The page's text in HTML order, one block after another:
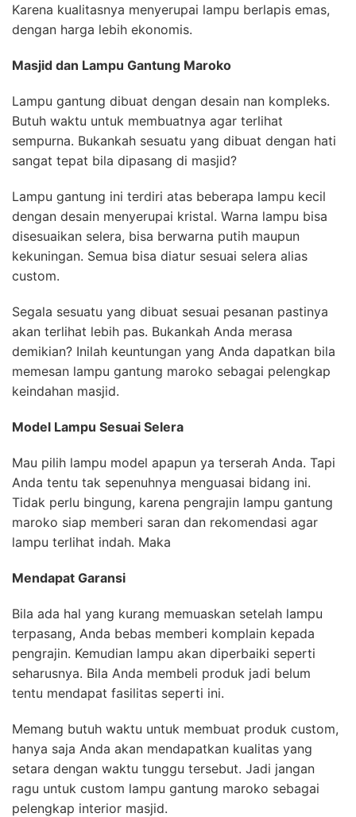
Karena kualitasnya menyerupai lampu berlapis emas,
dengan harga lebih ekonomis.
Masjid dan Lampu Gantung Maroko
Lampu gantung dibuat dengan desain nan kompleks.
Butuh waktu untuk membuatnya agar terlihat
sempurna. Bukankah sesuatu yang dibuat dengan hati
sangat tepat bila dipasang di masjid?
Lampu gantung ini terdiri atas beberapa lampu kecil
dengan desain menyerupai kristal. Warna lampu bisa
disesuaikan selera, bisa berwarna putih maupun
kekuningan. Semua bisa diatur sesuai selera alias
custom.
Segala sesuatu yang dibuat sesuai pesanan pastinya
akan terlihat lebih pas. Bukankah Anda merasa
demikian? Inilah keuntungan yang Anda dapatkan bila
memesan lampu gantung maroko sebagai pelengkap
keindahan masjid.
Model Lampu Sesuai Selera
Mau pilih lampu model apapun ya terserah Anda. Tapi
Anda tentu tak sepenuhnya menguasai bidang ini.
Tidak perlu bingung, karena pengrajin lampu gantung
maroko siap memberi saran dan rekomendasi agar
lampu terlihat indah. Maka
Mendapat Garansi
Bila ada hal yang kurang memuaskan setelah lampu
terpasang, Anda bebas memberi komplain kepada
pengrajin. Kemudian lampu akan diperbaiki seperti
seharusnya. Bila Anda membeli produk jadi belum
tentu mendapat fasilitas seperti ini.
Memang butuh waktu untuk membuat produk custom,
hanya saja Anda akan mendapatkan kualitas yang
setara dengan waktu tunggu tersebut. Jadi jangan
ragu untuk custom lampu gantung maroko sebagai
pelengkap interior masjid.